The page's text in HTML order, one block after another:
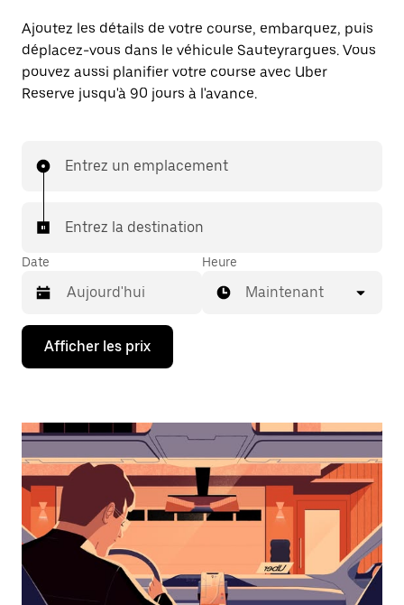
Ajoutez les détails de votre course, embarquez, puis
déplacez-vous dans le véhicule Sauteyrargues. Vous
pouvez aussi planifier votre course avec Uber
Reserve jusqu'à 90 jours à l'avance.
Entrez un emplacement
Entrez la destination
Date
Appuyez
la
bas
interagir
avec
calendrier
et
sélectionner
une
date.
Appuyez
Heure
Maintenant
Afficher les prix